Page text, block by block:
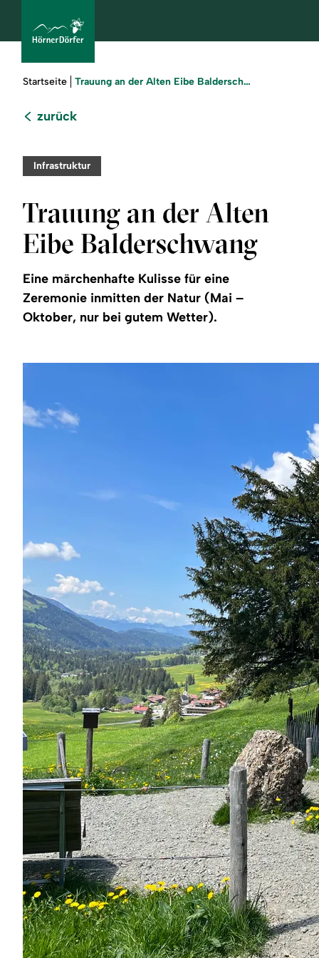
buchen
Sommer
Winter
Region
Service
Sie
Startseite Trauung an der Alten Eibe Balderschwang
zurück
Infrastruktur
Trauung an der Alten
Eibe Balderschwang
Eine märchenhafte Kulisse für eine
Zeremonie inmitten der Natur (Mai –
Oktober, nur bei gutem Wetter).